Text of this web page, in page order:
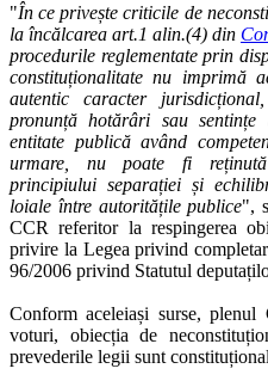
"În ce privește criticile de
la încălcarea art.1 alin.(4) din
procedurile reglementate prin
constituționalitate nu imprimă
autentic caracter
pronunță hotărâri sau
entitate publică având
urmare, nu poate fi reținută
principiului separației și
loiale între autoritățile publice",
CCR referitor la respingerea
privire la Legea privind
96/2006 privind Statutul
Conform aceleiași surse,
voturi, obiecția de
prevederile legii sunt